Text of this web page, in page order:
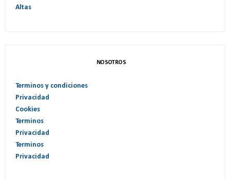
Altas
NOSOTROS
Terminos y condiciones
Privacidad
Cookies
Terminos
Privacidad
Terminos
Privacidad